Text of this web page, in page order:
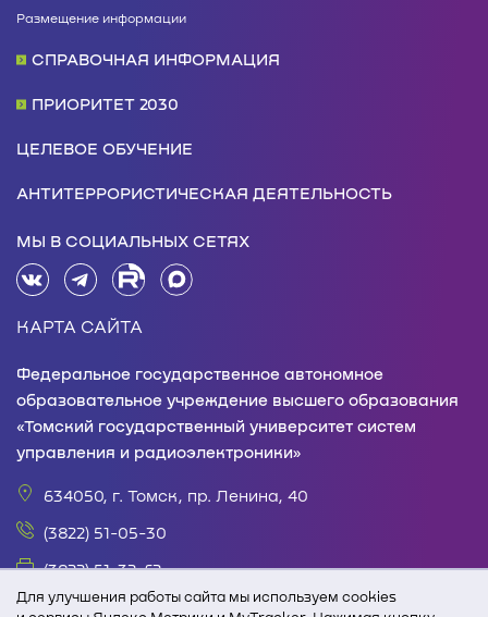
Для улучшения работы сайта мы используем cookies
Размещение информации
СПРАВОЧНАЯ ИНФОРМАЦИЯ
ПРИОРИТЕТ 2030
ЦЕЛЕВОЕ ОБУЧЕНИЕ
АНТИТЕРРОРИСТИЧЕСКАЯ ДЕЯТЕЛЬНОСТЬ
МЫ В СОЦИАЛЬНЫХ СЕТЯХ
КАРТА САЙТА
Федеральное государственное автономное
образовательное учреждение высшего образования
«Томский государственный университет систем
управления и радиоэлектроники»
634050, г. Томск, пр. Ленина, 40
(3822) 51-05-30
(3822) 51-32-62
office@tusur.ru